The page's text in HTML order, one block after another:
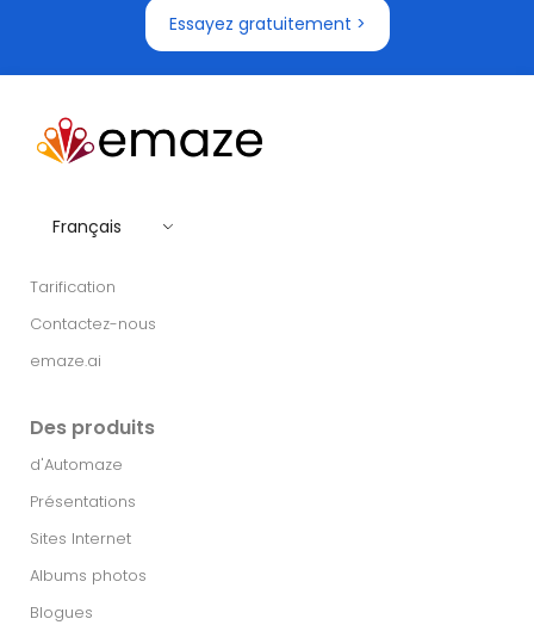
Essayez gratuitement >
Français
Tarification
Contactez-nous
emaze.ai
Des produits
d'Automaze
Présentations
Sites Internet
Albums photos
Blogues